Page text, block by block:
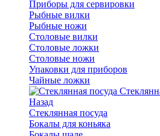
Приборы для сервировки
Рыбные вилки
Рыбные ножи
Столовые вилки
Столовые ложки
Столовые ножи
Упаковки для приборов
Чайные ложки
Назад
Стеклянная посуда
Бокалы для коньяка